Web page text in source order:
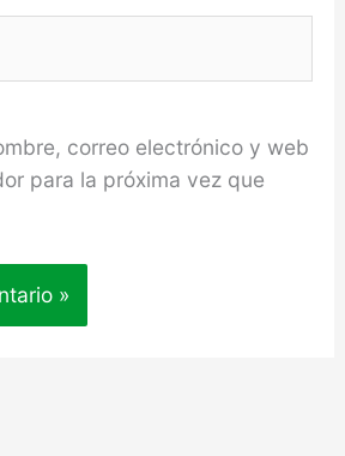
correo electrónico y web
para la próxima vez que